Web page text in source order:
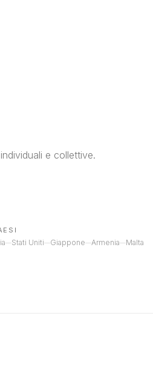
e collettive.
Stati Uniti Giappone Armenia Malta